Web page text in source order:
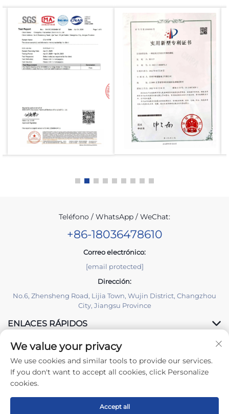
Teléfono / WhatsApp / WeChat:
+86-18036478610
Correo electrónico:
[email protected]
Dirección:
No.6, Zhensheng Road, Lijia Town, Wujin District, Changzhou
City, Jiangsu Province
ENLACES RÁPIDOS
PRODUCTOS
Copyright © 2026 Changzhou Yuzisenhan Electronic Co.,Ltd.
We value your privacy
We use cookies and similar tools to provide our services.
If you don't want to accept all cookies, click Personalize
cookies.
Accept all